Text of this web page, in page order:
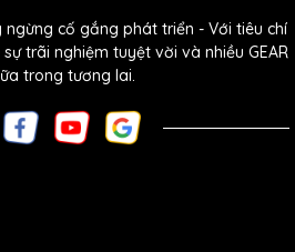
với các ứng dụng nhạc cụ ảo
ngừng cố gắng phát triển - Với tiêu chí
trãi nghiệm tuyệt vời và nhiều GEAR
trong tương lai.